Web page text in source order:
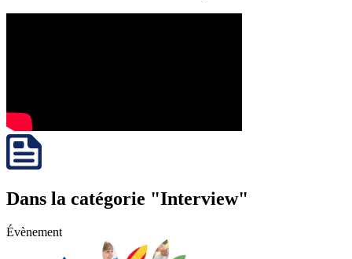
Dans la catégorie "Interview"
Évènement